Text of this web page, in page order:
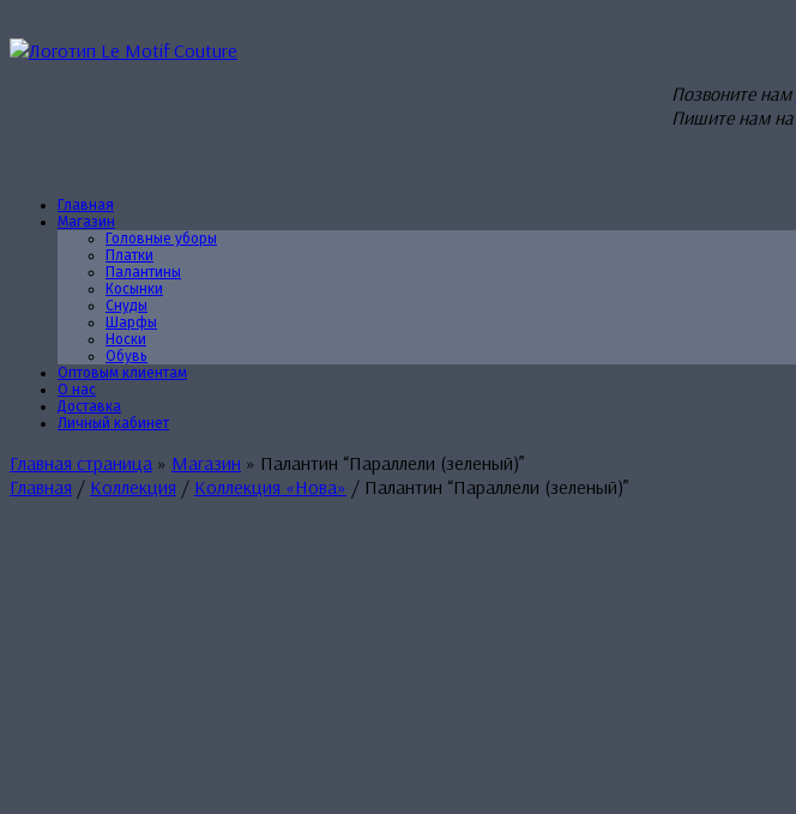
к
Позвоните нам
Пишите нам на
Главная
Магазин
Головные уборы
Платки
Палантины
Косынки
Снуды
Шарфы
Носки
Обувь
Оптовым клиентам
О нас
Доставка
Личный кабинет
Главная страница » Магазин » Палантин “Параллели (зеленый)”
Главная / Коллекция / Коллекция «Нова» / Палантин “Параллели (зеленый)”